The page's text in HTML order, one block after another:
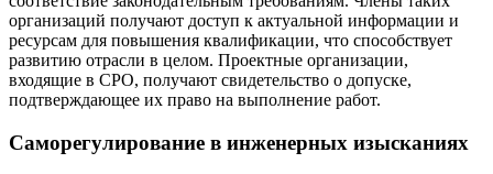
организаций получают доступ к актуальной информации и
ресурсам для повышения квалификации, что способствует
развитию отрасли в целом. Проектные организации,
входящие в СРО, получают свидетельство о допуске,
подтверждающее их право на выполнение работ.
Саморегулирование в инженерных изысканиях